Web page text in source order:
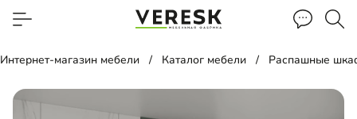
Интернет-магазин мебели Каталог мебели Распашные